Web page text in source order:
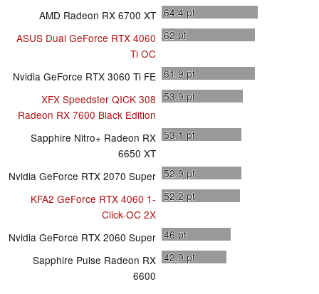
AMD Radeon RX 6700 XT 64.4 pt
ASUS Dual GeForce RTX 4060
Ti OC
62 pt
Nvidia GeForce RTX 3060 Ti FE 61.9 pt
XFX Speedster QICK 308
Radeon RX 7600 Black Edition
53.9 pt
Sapphire Nitro+ Radeon RX
6650 XT
53.1 pt
Nvidia GeForce RTX 2070 Super 52.9 pt
KFA2 GeForce RTX 4060 1-
Click-OC 2X
52.2 pt
Nvidia GeForce RTX 2060 Super 46 pt
Sapphire Pulse Radeon RX
6600
42.9 pt